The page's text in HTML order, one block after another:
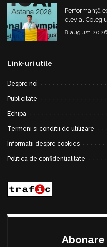
Performanță
elev al
Basarab”, a
8 august 2026
Link-uri utile
Despre noi
Publicitate
Echipa
Termeni si conditii de utilizare
Informatii despre cookies
Politica de confidențialitate